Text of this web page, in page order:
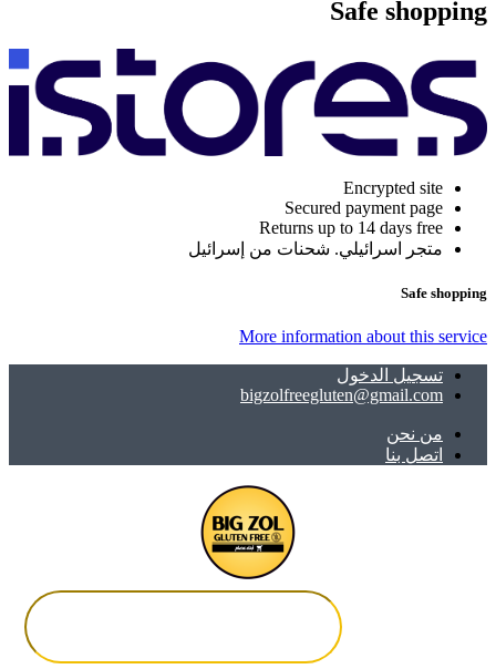
Safe shopping
Encrypted site
Secured payment page
Returns up to 14 days free
متجر اسرائيلي. شحنات من إسرائيل
Safe shopping
More information about this service
تسجيل الدخول
bigzolfreegluten@gmail.com
ﻣﻦ ﻧﺤﻦ
اتصل بنا